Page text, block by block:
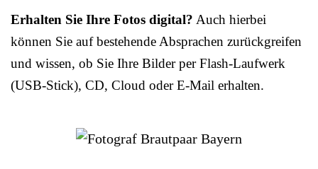
Erhalten Sie Ihre Fotos digital? Auch hierbei
können Sie auf bestehende Absprachen zurückgreifen
und wissen, ob Sie Ihre Bilder per Flash-Laufwerk
(USB-Stick), CD, Cloud oder E-Mail erhalten.